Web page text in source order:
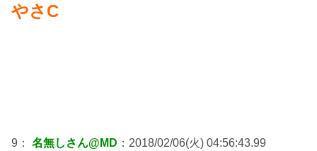
やさC
9： 名無しさん@MD ：2018/02/06(火) 04:56:43.99